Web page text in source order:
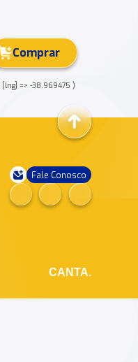
Comprar
[lng] => -38.969475 )
Fale Conosco
CANTA.